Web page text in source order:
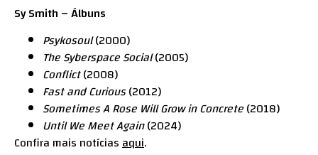
Sy Smith – Álbuns
Psykosoul(2000)
The Syberspace Social(2005)
Conflict(2008)
Fast and Curious(2012)
Sometimes A Rose Will Grow in Concrete(2018)
Until We Meet Again(2024)
Confira mais notíciasaqui.